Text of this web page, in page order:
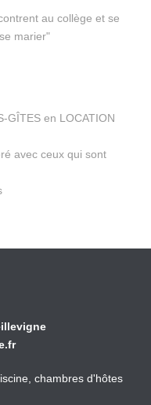
au collège et se
marier"
GÎTES en LOCATION
avec ceux qui sont
chambres d'hôtes